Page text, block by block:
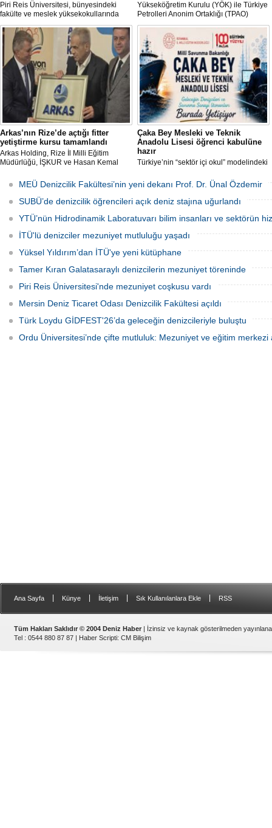
Piri Reis Üniversitesi, bünyesindeki
fakülte ve meslek yüksekokullarında
görevlendirilmek üzere toplam 43
akademisyen alımı yapacağını duyurdu.
Başvurular 10 Ağustos 2026 tarihine
kadar devam edecek.
Yükseköğretim Kurulu (YÖK) ile Türkiye
Petrolleri Anonim Ortaklığı (TPAO)
arasında imzalanan protokolle hayata
geçirilen "Açık Deniz Teknolojisi"
programları sektöre nitelikli personel
yetiştiriyor.
Arkas’nın Rize’de açtığı fitter
yetiştirme kursu tamamlandı
Arkas Holding, Rize İl Milli Eğitim
Müdürlüğü, İŞKUR ve Hasan Kemal
Tamir Ustası (Fitter) Yetiştirme Kursu’
tamamlandı. Kursu başarıyla
tamamlayıp sınavı geçecek adaylar
Arkas Deniz Ticaret Filosu’nda görev
alacak.
Çaka Bey Mesleki ve Teknik
Anadolu Lisesi öğrenci kabulüne
hazır
Türkiye’nin “sektör içi okul” modelindeki
Bakanlığı Çaka Bey Mesleki ve Teknik
Anadolu Lisesi, ilk öğrencilerini kabul
etmeye hazırlanıyor.
MEÜ Denizcilik Fakültesi’nin yeni dekanı Prof. Dr. Ünal Özdemir
SUBÜ’de denizcilik öğrencileri açık deniz stajına uğurlandı
YTÜ’nün Hidrodinamik Laboratuvarı bilim insanları ve sektörün
İTÜ'lü denizciler mezuniyet mutluluğu yaşadı
Yüksel Yıldırım’dan İTÜ'ye yeni kütüphane
Tamer Kıran Galatasaraylı denizcilerin mezuniyet töreninde
Piri Reis Üniversitesi'nde mezuniyet coşkusu vardı
Mersin Deniz Ticaret Odası Denizcilik Fakültesi açıldı
Türk Loydu GİDFEST'26’da geleceğin denizcileriyle buluştu
Ordu Üniversitesi’nde çifte mutluluk: Mezuniyet ve eğitim merkezi
Ana Sayfa Künye İletişim Sık Kullanılanlara Ekle RSS
Tüm Hakları Saklıdır © 2004 Deniz Haber | İzinsiz ve kaynak gösterilmeden
Tel : 0544 880 87 87 | Haber Scripti: CM Bilişim